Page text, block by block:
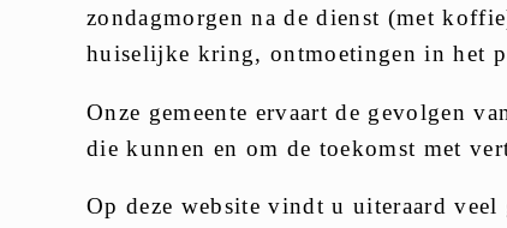
zondagmorgen na de dienst (met
huiselijke kring, ontmoetingen in het
Onze gemeente ervaart de gevolgen
die kunnen en om de toekomst met
Op deze website vindt u uiteraard